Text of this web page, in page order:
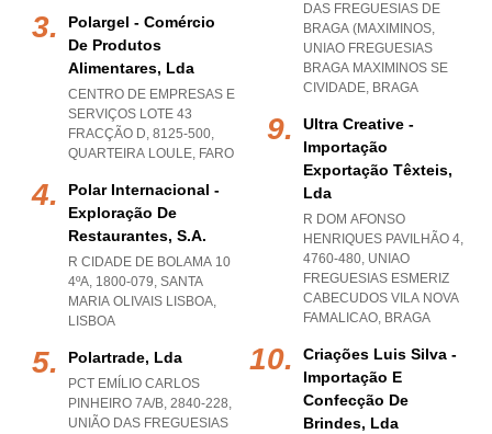
Polargel - Comércio
De Produtos
Alimentares, Lda
CENTRO DE EMPRESAS E
SERVIÇOS LOTE 43
FRACÇÃO D, 8125-500,
QUARTEIRA LOULE, FARO
Polar Internacional -
Exploração De
Restaurantes, S.a.
R CIDADE DE BOLAMA 10
4ºA, 1800-079, SANTA
MARIA OLIVAIS LISBOA,
LISBOA
Polartrade, Lda
PCT EMÍLIO CARLOS
PINHEIRO 7A/B, 2840-228,
UNIÃO DAS FREGUESIAS
DAS FREGUESIAS DE
BRAGA (MAXIMINOS,
UNIAO FREGUESIAS
BRAGA MAXIMINOS SE
CIVIDADE, BRAGA
Ultra Creative -
Importação
Exportação Têxteis,
Lda
R DOM AFONSO
HENRIQUES PAVILHÃO 4,
4760-480, UNIAO
FREGUESIAS ESMERIZ
CABECUDOS VILA NOVA
FAMALICAO, BRAGA
Criações Luis Silva -
Importação E
Confecção De
Brindes, Lda